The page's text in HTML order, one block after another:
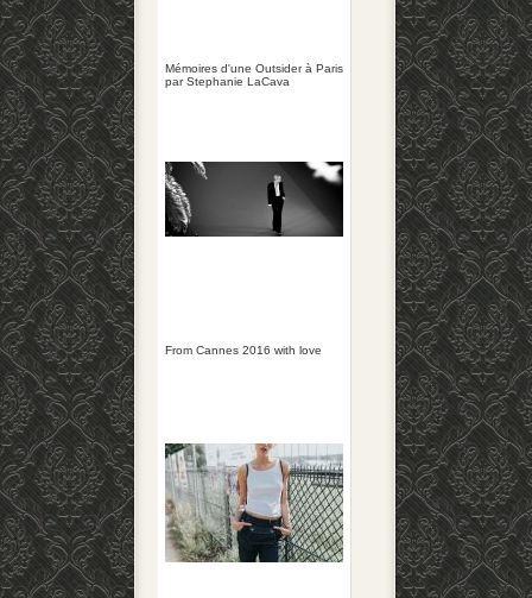
Mémoires d'une Outsider à Paris
par Stephanie LaCava
From Cannes 2016 with love